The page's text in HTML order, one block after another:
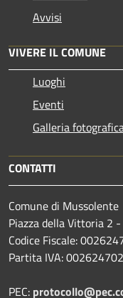
Avvisi
VIVERE IL COMUNE
Luoghi
Eventi
Galleria
CONTATTI
Comune di Mussolente
Piazza della Vittoria 2
Codice Fiscale:
Partita IVA:
PEC: